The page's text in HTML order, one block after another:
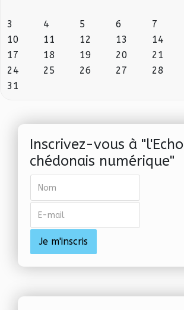
3
4 5 6 7
10
11 12 13 14
17
18 19 20 21
24
25 26 27 28
31
Inscrivez-vous à "l'Echo
chédonais numérique"